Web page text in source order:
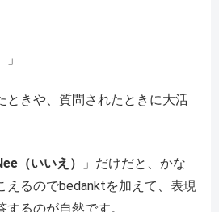
」
ときや、質問されたときに大活
（いいえ）
」だけだと、かな
えるのでbedanktを加えて、表現
るのが自然です。